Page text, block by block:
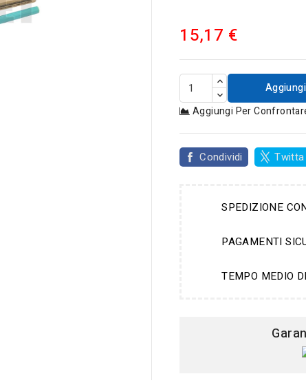
15,17 €
Aggiungi Per
Condividi Twitta
SPEDIZIONE
PAGAMENTI
TEMPO MEDIO